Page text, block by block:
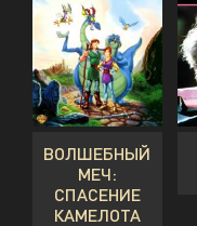
ВОЛШЕБНЫЙ
МЕЧ:
СПАСЕНИЕ
КАМЕЛОТА